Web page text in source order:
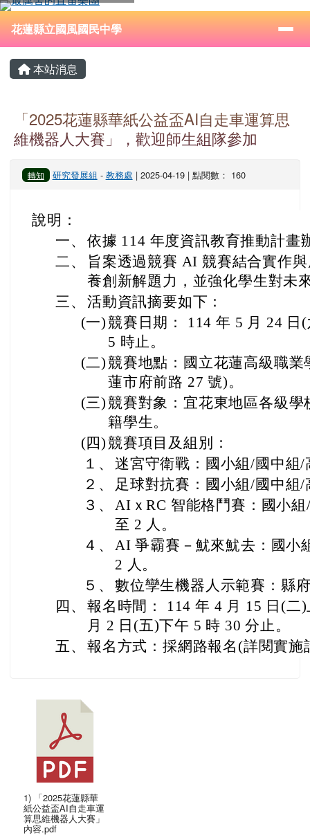
跳至主內容區
花蓮縣立國風國民中學
⏸
導覽列
花蓮縣立國風國民中學
主內容區域
本站消息
「2025花蓮縣華紙公益盃AI自走車運算思
維機器人大賽」，歡迎師生組隊參加
轉知 研究發展組 - 教務處 | 2025-04-19 | 點閱數： 160
說明：
一、 依據 114 年度資訊教育推動計畫
二、
旨案透過競賽 AI 競賽結合實作
養創新解題力，並強化學生對未
三、 活動資訊摘要如下：
(一)競賽日期： 114 年 5 月 24 日
5 時止。
(二)競賽地點：國立花蓮高級職
蓮市府前路 27 號)。
(三)競賽對象：宜花東地區各級
籍學生。
(四)競賽項目及組別：
１、 迷宮守衛戰：國小組/國中組
２、
足球對抗賽：國小組/國中組
３、 AIｘRC 智能格鬥賽：國小
至 2 人。
４、 AI 爭霸賽－魷來魷去：國小
2 人。
５、 數位孿生機器人示範賽：縣
四、 報名時間： 114 年 4 月 15 日(二
月 2 日(五)下午 5 時 30 分止。
五、 報名方式：採網路報名(詳閱實施
1) 「2025花蓮縣華
紙公益盃AI自走車運
算思維機器人大賽」
內容.pdf
頁尾區域